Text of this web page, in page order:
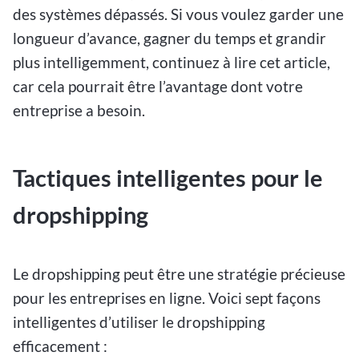
des systèmes dépassés. Si vous voulez garder une
longueur d’avance, gagner du temps et grandir
plus intelligemment, continuez à lire cet article,
car cela pourrait être l’avantage dont votre
entreprise a besoin.
Tactiques intelligentes pour le
dropshipping
Le dropshipping peut être une stratégie précieuse
pour les entreprises en ligne. Voici sept façons
intelligentes d’utiliser le dropshipping
efficacement :